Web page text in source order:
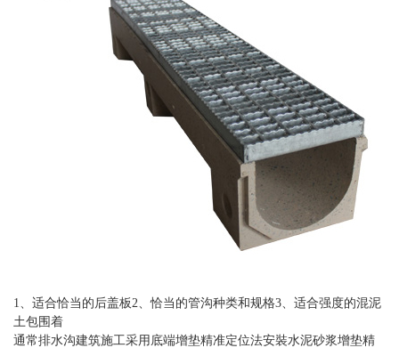
1、适合恰当的后盖板2、恰当的管沟种类和规格3、适合强度的混泥
土包围着
通常排水沟建筑施工采用底端增垫精准定位法安裝水泥砂浆增垫精